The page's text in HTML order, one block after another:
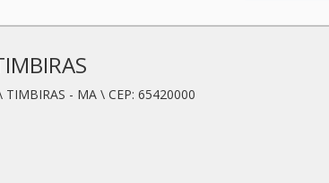
- MA \ CEP: 65420000